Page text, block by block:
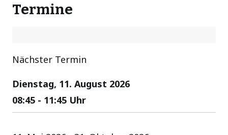
Termine
Nächster Termin
Dienstag, 11. August 2026
08:45 - 11:45 Uhr